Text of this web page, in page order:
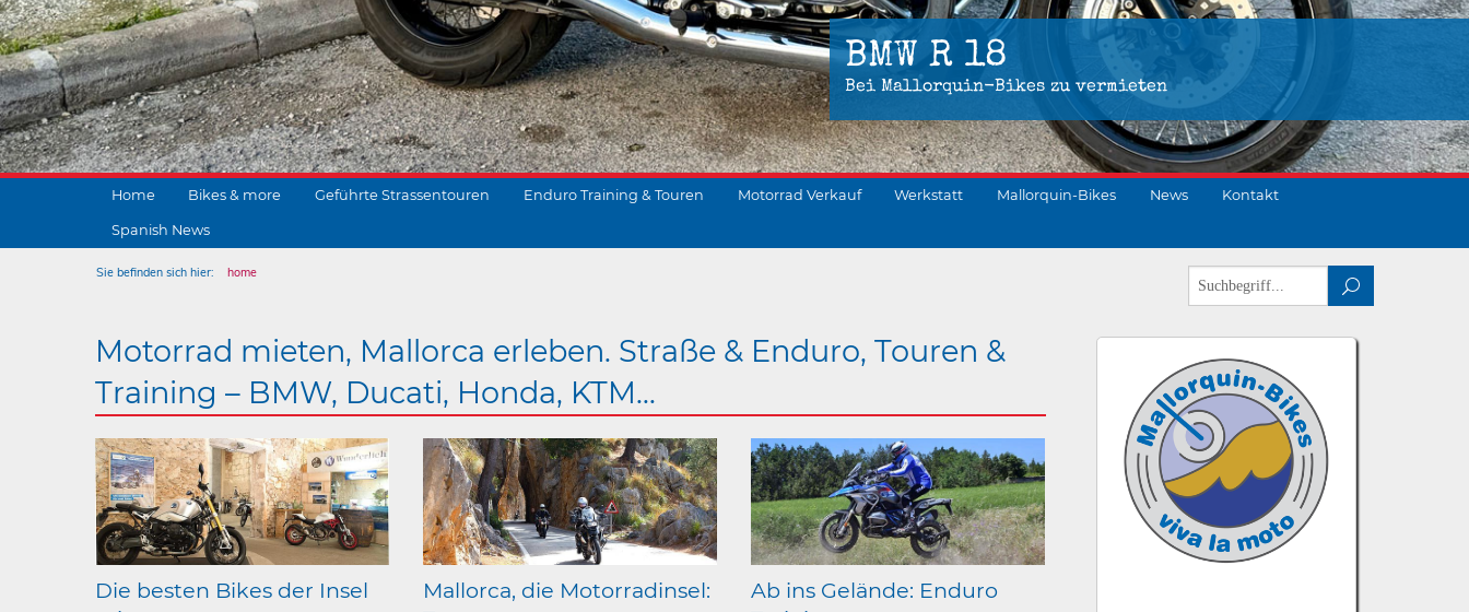
BMW R 18
Bei Mallorquin-Bikes zu vermieten
Home Bikes & more Geführte Strassentouren Enduro Training & Touren Motorrad Verkauf Werkstatt Mallorquin-Bikes News Kontakt
Spanish News
Sie befinden sich hier:
home
Motorrad mieten, Mallorca erleben. Straße & Enduro, Touren &
Training – BMW, Ducati, Honda, KTM...
Die besten Bikes der Insel
Mallorca, die Motorradinsel:
Ab ins Gelände: Enduro